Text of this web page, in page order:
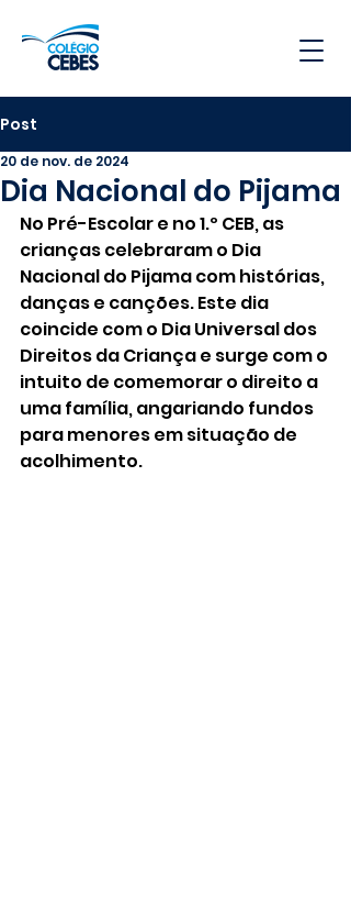
Post
Dia Nacional do Pijama
20 de nov. de 2024
No Pré-Escolar e no 1.º CEB, as
crianças celebraram o Dia
Nacional do Pijama com histórias,
danças e canções. Este dia
coincide com o Dia Universal dos
Direitos da Criança e surge com o
intuito de comemorar o direito a
uma família, angariando fundos
para menores em situação de
acolhimento.